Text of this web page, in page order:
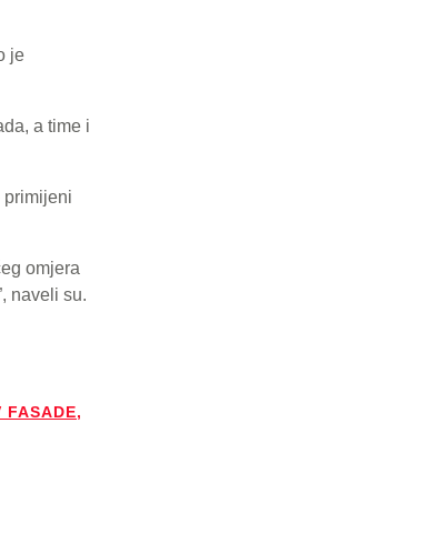
je
a time i
primijeni
omjera
naveli su.
FASADE,